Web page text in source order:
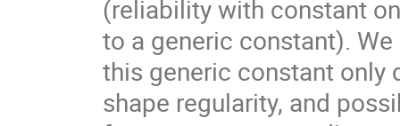
(reliability with constant
to a generic constant).
this generic constant only
shape regularity, and